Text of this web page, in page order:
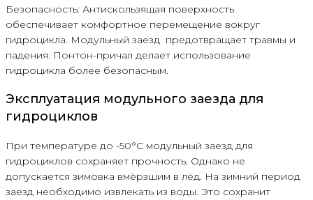
Безопасность: Антискользящая поверхность
обеспечивает комфортное перемещение вокруг
гидроцикла. Модульный заезд предотвращает травмы и
падения. Понтон-причал делает использование
гидроцикла более безопасным.
Эксплуатация модульного заезда для
гидроциклов
При температуре до -50°С модульный заезд для
гидроциклов сохраняет прочность. Однако не
допускается зимовка вмёрзшим в лёд. На зимний период
заезд необходимо извлекать из воды. Это сохранит